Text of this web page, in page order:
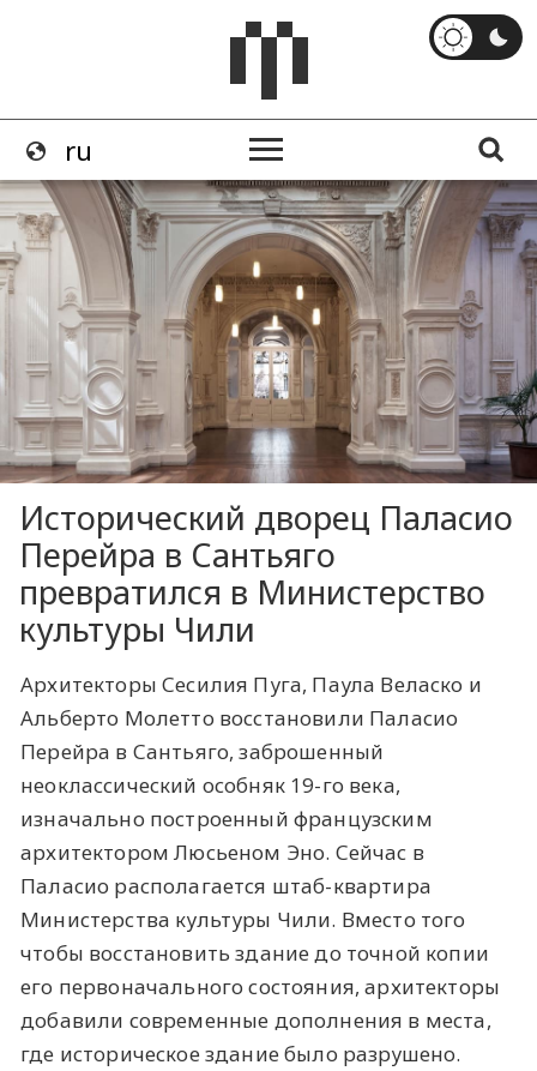
Исторический дворец Паласио
Перейра в Сантьяго
превратился в Министерство
культуры Чили
Архитекторы Сесилия Пуга, Паула Веласко и
Альберто Молетто восстановили Паласио
Перейра в Сантьяго, заброшенный
неоклассический особняк 19-го века,
изначально построенный французским
архитектором Люсьеном Эно. Сейчас в
Паласио располагается штаб-квартира
Министерства культуры Чили. Вместо того
чтобы восстановить здание до точной копии
его первоначального состояния, архитекторы
добавили современные дополнения в места,
где историческое здание было разрушено.